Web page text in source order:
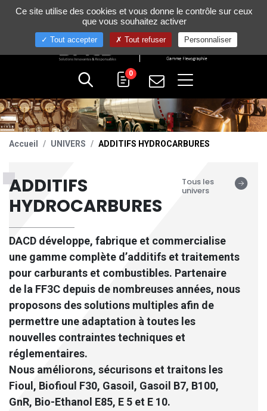
+33 (0)4 75 58 80 10
0
Accueil UNIVERS ADDITIFS HYDROCARBURES
ADDITIFS
HYDROCARBURES
DACD développe, fabrique et commercialise
une gamme complète d’additifs et traitements
pour carburants et combustibles. Partenaire
de la FF3C depuis de nombreuses années, nous
proposons des solutions multiples afin de
permettre une adaptation à toutes les
nouvelles contraintes techniques et
réglementaires.
Nous améliorons, sécurisons et traitons les
Fioul, Biofioul F30, Gasoil, Gasoil B7, B100,
GnR, Bio-Ethanol E85, E 5 et E 10.
Tous les
univers
Gestion de vos préférences sur les cookies
Ce site utilise des cookies et vous donne le contrôle sur ceux
que vous souhaitez activer
Tout accepter Tout refuser Personnaliser